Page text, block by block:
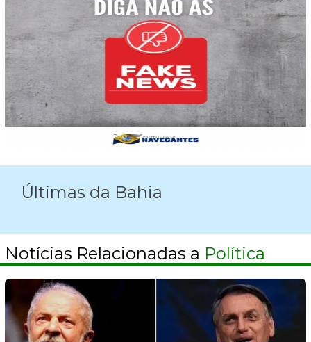
Últimas da Bahia
Notícias Relacionadas a Política